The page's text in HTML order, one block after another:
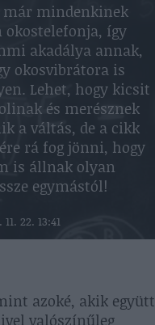
már mindenkinek
okostelefonja, így
akadálya annak,
okosvibrátora is
Lehet, hogy kicsit
és merésznek
a váltás, de a cikk
rá fog jönni, hogy
is állnak olyan
egymástól!
11. 22. 13:41
azoké, akik együtt
valószínűleg